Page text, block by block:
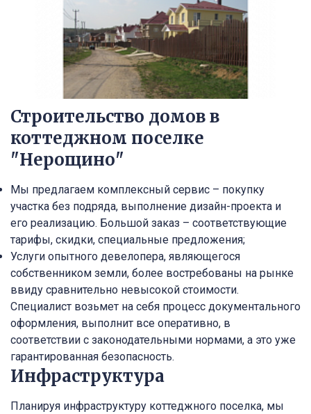
Строительство домов в
коттеджном поселке
"Нерощино"
Мы предлагаем комплексный сервис – покупку
участка без подряда, выполнение дизайн-проекта и
его реализацию. Большой заказ – соответствующие
тарифы, скидки, специальные предложения;
Услуги опытного девелопера, являющегося
собственником земли, более востребованы на рынке
ввиду сравнительно невысокой стоимости.
Специалист возьмет на себя процесс документального
оформления, выполнит все оперативно, в
соответствии с законодательными нормами, а это уже
гарантированная безопасность.
Инфраструктура
Планируя инфраструктуру коттеджного поселка, мы